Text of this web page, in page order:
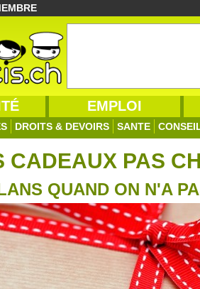
EMPLOI
DROITS & DEVOIRS SANTE
CADEAUX PAS
QUAND ON N'A